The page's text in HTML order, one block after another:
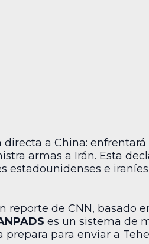
a China: enfrentará
armas a Irán. Esta
e
de CNN, basado
es un sistema de
para enviar a